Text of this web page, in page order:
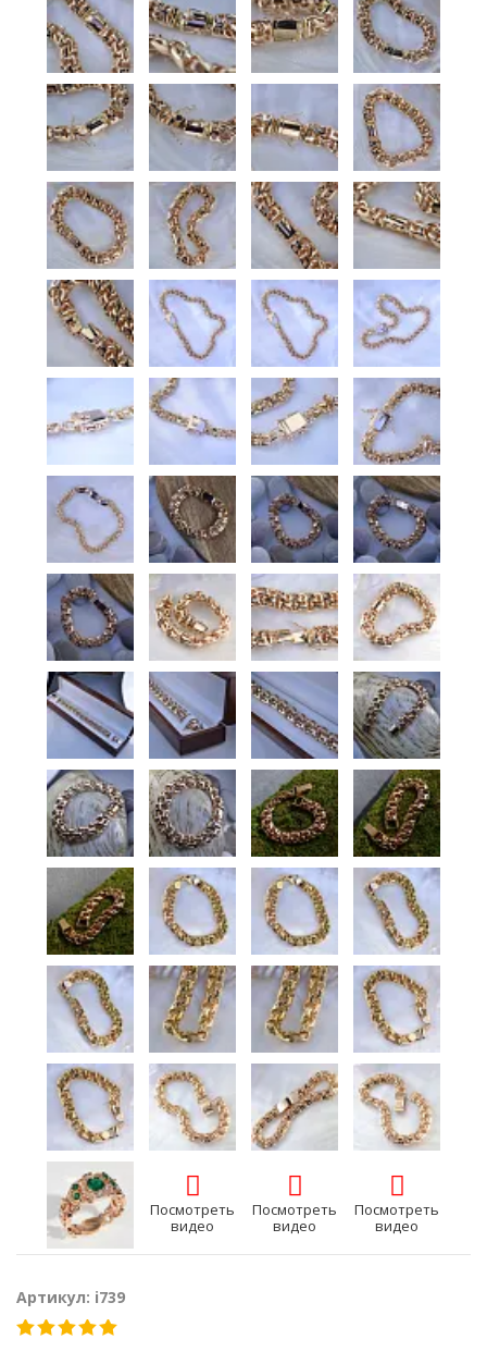
Посмотреть
видео
Посмотреть
видео
Посмотреть
видео
Артикул: i739